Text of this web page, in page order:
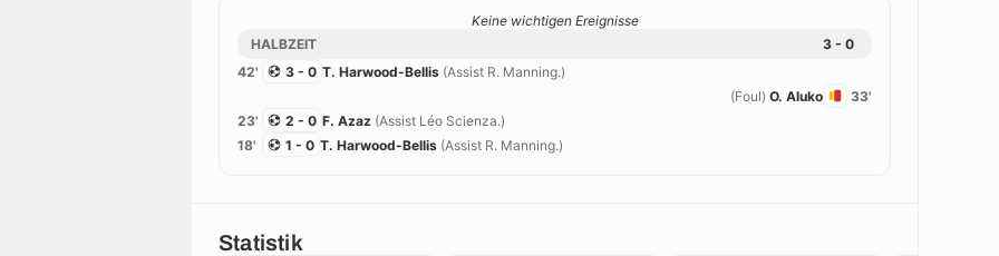
Keine wichtigen Ereignisse
HALBZEIT
3 - 0
42'
3 - 0 T. Harwood-Bellis (Assist R. Manning.)
33'
(Foul) O. Aluko
23'
2 - 0 F. Azaz (Assist Léo Scienza.)
18'
1 - 0 T. Harwood-Bellis (Assist R. Manning.)
Statistik